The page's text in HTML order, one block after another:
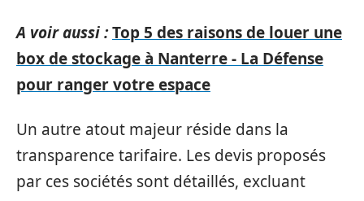
A voir aussi :Top 5 des raisons de louer une
box de stockage à Nanterre - La Défense
pour ranger votre espace
Un autre atout majeur réside dans la
transparence tarifaire. Les devis proposés
par ces sociétés sont détaillés, excluant